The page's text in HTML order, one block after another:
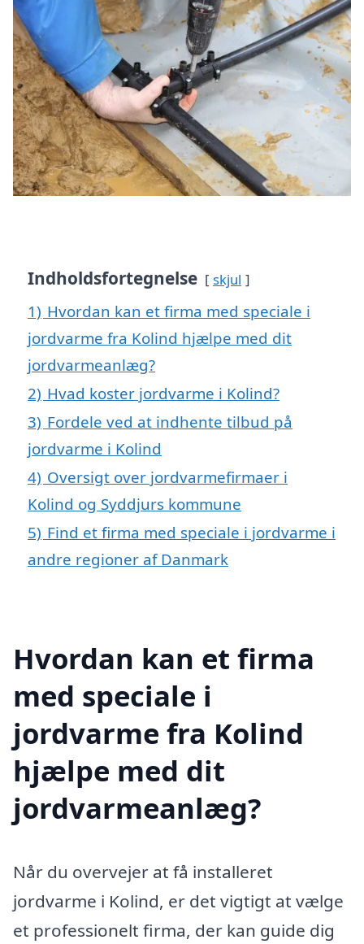
Indholdsfortegnelse skjul
1) Hvordan kan et firma med speciale i
jordvarme fra Kolind hjælpe med dit
jordvarmeanlæg?
2) Hvad koster jordvarme i Kolind?
3) Fordele ved at indhente tilbud på
jordvarme i Kolind
4) Oversigt over jordvarmefirmaer i
Kolind og Syddjurs kommune
5) Find et firma med speciale i jordvarme i
andre regioner af Danmark
Hvordan kan et firma
med speciale i
jordvarme fra Kolind
hjælpe med dit
jordvarmeanlæg?
Når du overvejer at få installeret
jordvarme i Kolind, er det vigtigt at vælge
et professionelt firma, der kan guide dig